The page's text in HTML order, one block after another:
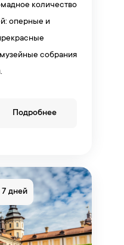
количество
оперные и
собрания
Подробнее
7 дней